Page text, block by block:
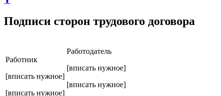
Подписи сторон трудового договора
Работник
[вписать нужное]
[вписать нужное]
Работодатель
[вписать нужное]
[вписать нужное]